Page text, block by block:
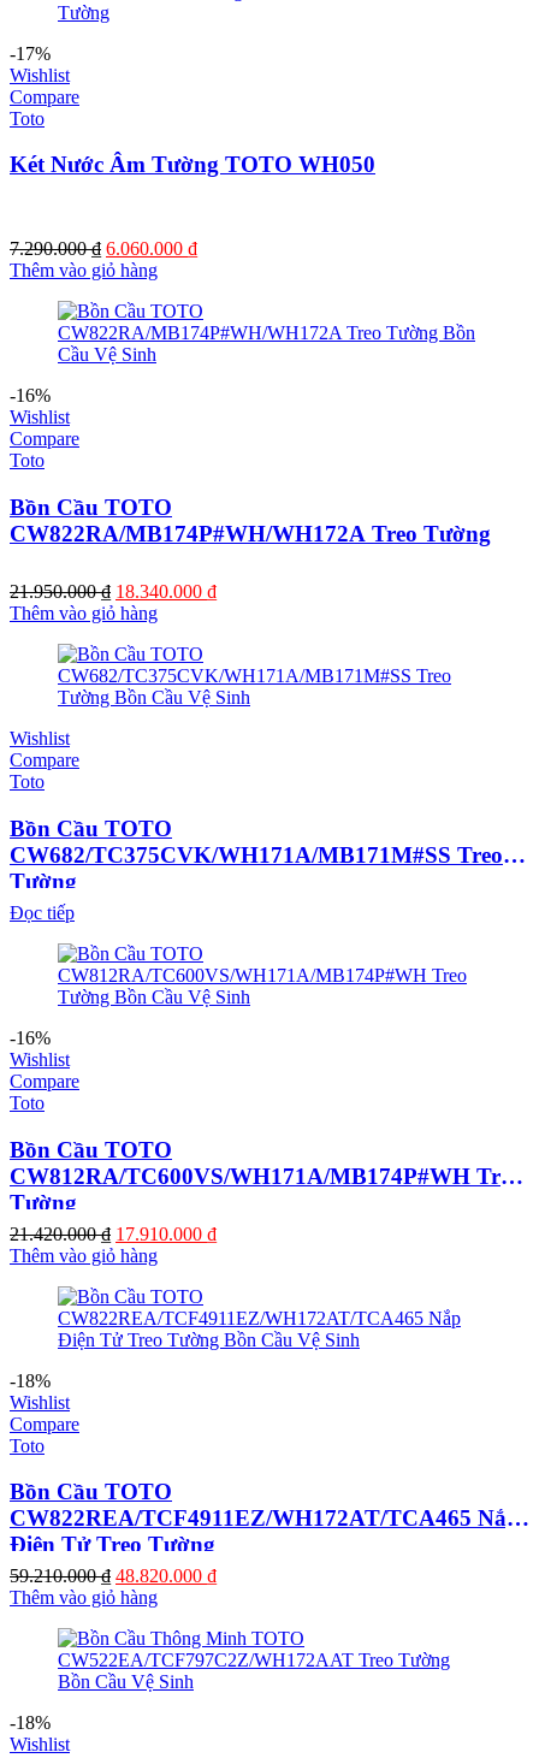
-17%
Wishlist
Compare
Toto
Két Nước Âm Tường TOTO WH050
7.290.000₫ Giá
gốc
7.290.000 ₫.
6.060.000 ₫Giá
là:
6.060.000 ₫.
Thêm vào giỏ hàng
-16%
Wishlist
Compare
Toto
Bồn Cầu TOTO
CW822RA/MB174P#WH/WH172A Treo Tường
21.950.000₫ Giá
gốc
21.950.000 ₫.
18.340.000 ₫Giá
18.340.000 ₫.
Thêm vào giỏ hàng
Wishlist
Compare
Toto
Bồn Cầu TOTO
CW682/TC375CVK/WH171A/MB171M#SS Treo
Tường
Đọc tiếp
-16%
Wishlist
Compare
Toto
Bồn Cầu TOTO
CW812RA/TC600VS/WH171A/MB174P#WH Treo
Tường
21.420.000₫ Giá
gốc
21.420.000 ₫.
17.910.000 ₫Giá
17.910.000 ₫.
Thêm vào giỏ hàng
-18%
Wishlist
Compare
Toto
Bồn Cầu TOTO
CW822REA/TCF4911EZ/WH172AT/TCA465 Nắp
Điện Tử Treo Tường
59.210.000₫ Giá
gốc
59.210.000 ₫.
48.820.000 ₫Giá
là:
48.820.000 ₫.
Thêm vào giỏ hàng
-18%
Wishlist